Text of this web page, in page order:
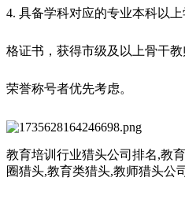
4. 具备学科对应的专业本科以
格证书，获得市级及以上骨干
荣誉称号者优先考虑。
教育培训行业猎头公司排名,教
圈猎头,教育类猎头,教师猎头公